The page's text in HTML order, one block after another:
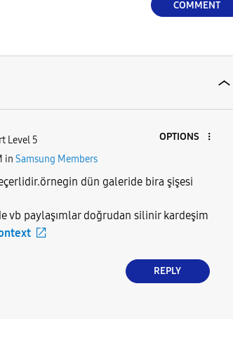
COMMENT
Level 5
OPTIONS
in Samsung Members
dün galeride bira şişesi
vb paylaşımlar doğrudan silinir kardeşim
REPLY